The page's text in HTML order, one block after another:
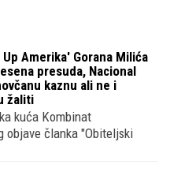
Amerika' Gorana Milića
presuda, Nacional
kaznu ali ne i
žaliti
kuća Kombinat
objave članka "Obiteljski